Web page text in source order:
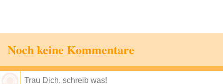
Noch keine Kommentare